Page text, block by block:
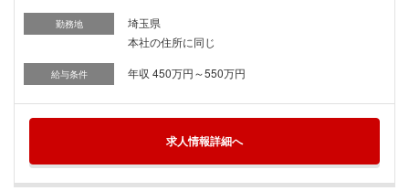
勤務地
埼玉県
本社の住所に同じ
給与条件 年収 450万円～550万円
求人情報詳細へ